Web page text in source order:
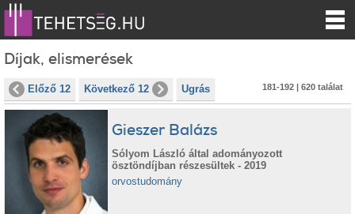
Díjak, elismerések
Előző 12 Következő 12 Ugrás 181-192 | 620 találat
Gieszer Balázs
Sólyom László által adományozott
ösztöndíjban részesültek - 2019
orvostudomány